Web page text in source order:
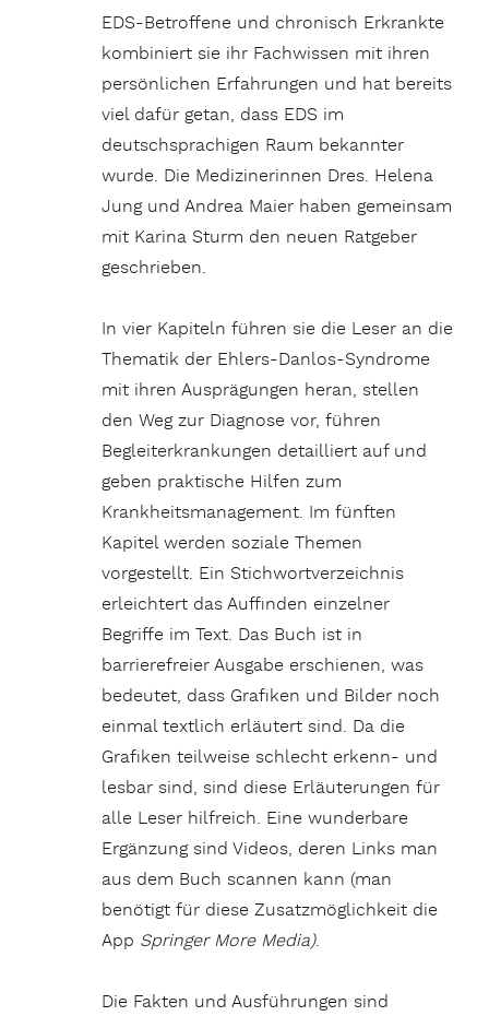
EDS-Betroffene und chronisch Erkrankte
kombiniert sie ihr Fachwissen mit ihren
persönlichen Erfahrungen und hat bereits
viel dafür getan, dass EDS im
deutschsprachigen Raum bekannter
wurde. Die Medizinerinnen Dres. Helena
Jung und Andrea Maier haben gemeinsam
mit Karina Sturm den neuen Ratgeber
geschrieben.
In vier Kapiteln führen sie die Leser an die
Thematik der Ehlers-Danlos-Syndrome
mit ihren Ausprägungen heran, stellen
den Weg zur Diagnose vor, führen
Begleiterkrankungen detailliert auf und
geben praktische Hilfen zum
Krankheitsmanagement. Im fünften
Kapitel werden soziale Themen
vorgestellt. Ein Stichwortverzeichnis
erleichtert das Auffinden einzelner
Begriffe im Text. Das Buch ist in
barrierefreier Ausgabe erschienen, was
bedeutet, dass Grafiken und Bilder noch
einmal textlich erläutert sind. Da die
Grafiken teilweise schlecht erkenn- und
lesbar sind, sind diese Erläuterungen für
alle Leser hilfreich. Eine wunderbare
Ergänzung sind Videos, deren Links man
aus dem Buch scannen kann (man
benötigt für diese Zusatzmöglichkeit die
App Springer More Media).
Die Fakten und Ausführungen sind